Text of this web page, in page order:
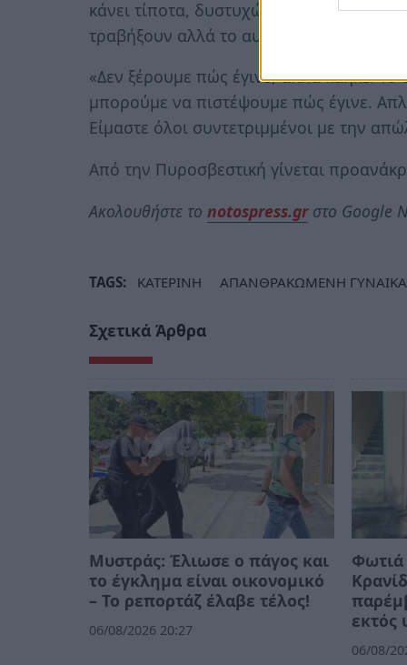
κάνει τίποτα, δυστυχώς», είπε
τραβήξουν αλλά το αυτοκίνητο είχε ήδη
«Δεν ξέρουμε πώς έγινε, απλά κάηκε. Το
μπορούμε να πιστέψουμε πώς έγινε.
Είμαστε όλοι συντετριμμένοι με την
Από την Πυροσβεστική γίνεται
Ακολουθήστε το notospress.grστο Google
TAGS: ΚΑΤΕΡΙΝΗ ΑΠΑΝΘΡΑΚΩΜΕΝΗ ΓΥΝΑΙΚΑ
Σχετικά Άρθρα
Μυστράς: Έλιωσε ο πάγος και
το έγκλημα είναι οικονομικό
– Το ρεπορτάζ έλαβε τέλος!
06/08/2026 20:27
Φωτιά
εκτός
06/08/